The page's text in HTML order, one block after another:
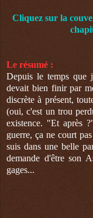
Cliquez sur la
Le résumé :
Depuis le temps que
devait bien finir par
discrète à présent,
(oui, c'est un trou
existence. "Et après
guerre, ça ne court
suis dans une belle
demande d'être son
gages...